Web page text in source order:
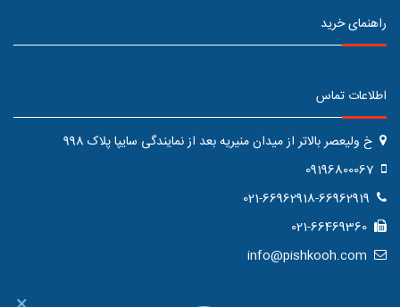
راهنمای خرید
اطلاعات تماس
خ ولیعصر بالاتر از میدان منیریه بعد از نمایندگی سایپا پلاک 998